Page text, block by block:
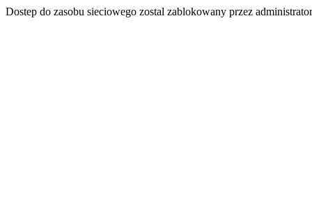
Dostep do zasobu sieciowego zostal zablokowany przez